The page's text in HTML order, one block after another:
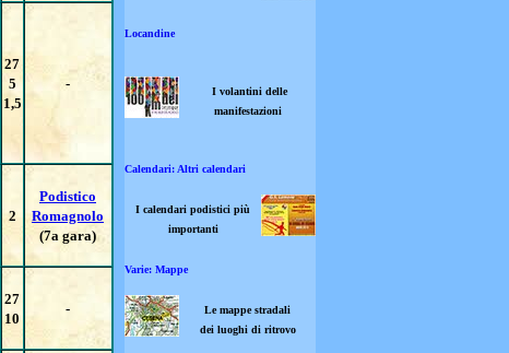
27
5
1,5
-
2
Podistico
Romagnolo
(7a gara)
27
10
-
Locandine
I volantini delle
manifestazioni
Calendari: Altri calendari
I calendari podistici più
importanti
Varie: Mappe
Le mappe stradali
dei luoghi di ritrovo